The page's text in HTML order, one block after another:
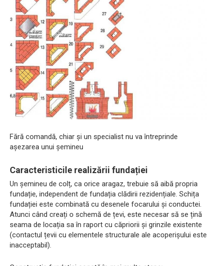
Fără comandă, chiar și un specialist nu va întreprinde
așezarea unui șemineu
Caracteristicile realizării fundației
Un șemineu de colț, ca orice aragaz, trebuie să aibă propria
fundație, independent de fundația clădirii rezidențiale. Schița
fundației este combinată cu desenele focarului și conductei.
Atunci când creați o schemă de țevi, este necesar să se țină
seama de locația sa în raport cu căpriorii și grinzile existente
(contactul țevii cu elementele structurale ale acoperișului este
inacceptabil).